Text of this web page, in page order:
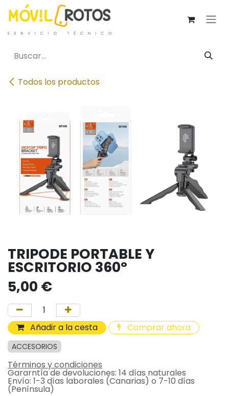
Ir al contenido
Todos los productos
TRIPODE PORTABLE Y
ESCRITORIO 360º
5,00 €
Añadir a la cesta Comprar ahora
ACCESORIOS
Términos y condiciones
Gararntía de devoluciones: 14 días naturales
Envío: 1-3 días laborales (Canarias) o 7-10 días
(Península)